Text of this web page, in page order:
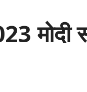
मोदी